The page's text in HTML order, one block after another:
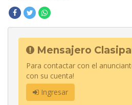
Mensajero
Para contactar con el
con su cuenta!
Ingresar